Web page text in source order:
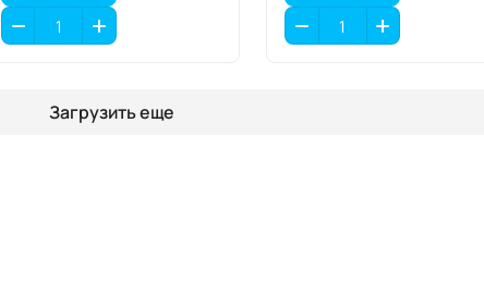
Загрузить еще